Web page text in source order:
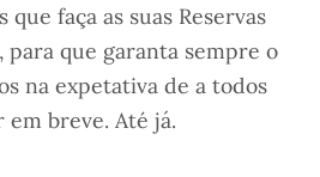
que faça as suas Reservas
que garanta sempre o
na expetativa de a todos
em breve. Até já.